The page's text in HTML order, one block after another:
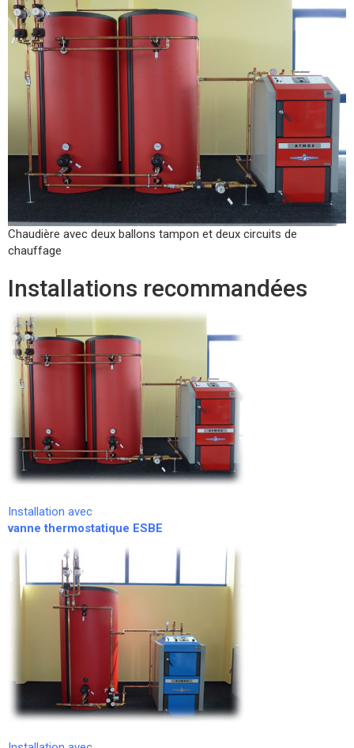
Chaudière avec deux ballons tampon et deux circuits de
chauffage
Installations recommandées
Installation avec
vanne thermostatique ESBE